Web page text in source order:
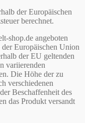
der Europäischen
berechnet.
shop.de angeboten
Europäischen Union
der EU geltenden
variierenden
Die Höhe der zu
verschiedenen
Beschaffenheit des
das Produkt versandt